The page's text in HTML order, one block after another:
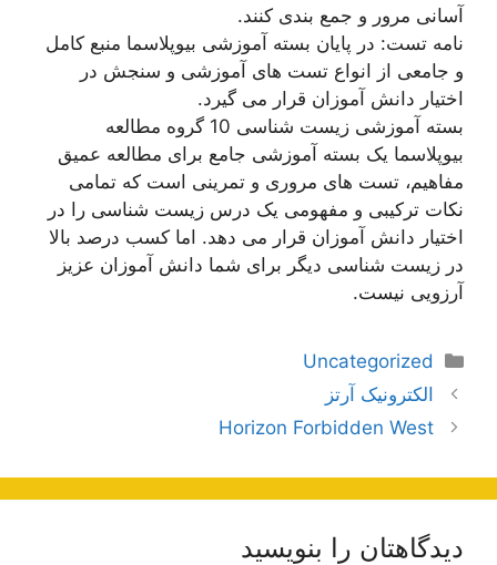
آسانی مرور و جمع بندی کنند.
نامه تست: در پایان بسته آموزشی بیوپلاسما منبع کامل
و جامعی از انواع تست های آموزشی و سنجش در
اختیار دانش آموزان قرار می گیرد.
بسته آموزشی زیست شناسی 10 گروه مطالعه
بیوپلاسما یک بسته آموزشی جامع برای مطالعه عمیق
مفاهیم، ​​تست های مروری و تمرینی است که تمامی
نکات ترکیبی و مفهومی یک درس زیست شناسی را در
اختیار دانش آموزان قرار می دهد. اما کسب درصد بالا
در زیست شناسی دیگر برای شما دانش آموزان عزیز
آرزویی نیست.
دسته‌ها
Uncategorized
ناوبری
نوشته‌ها
الکترونیک آرتز
Horizon Forbidden West
دیدگاهتان را بنویسید